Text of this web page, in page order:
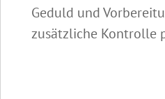
Geduld und
zusätzliche Kontrolle